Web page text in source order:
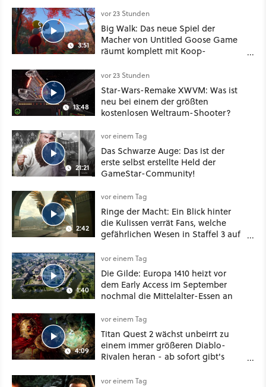
3:51
vor 23 Stunden
Big Walk: Das neue Spiel der
Macher von Untitled Goose Game
räumt komplett mit Koop-
13:48
vor 23 Stunden
Star-Wars-Remake XWVM: Was ist
neu bei einem der größten
kostenlosen Weltraum-Shooter?
21:21
vor einem Tag
Das Schwarze Auge: Das ist der
erste selbst erstellte Held der
GameStar-Community!
2:42
vor einem Tag
Ringe der Macht: Ein Blick hinter
die Kulissen verrät Fans, welche
gefährlichen Wesen in Staffel 3 auf
1:40
vor einem Tag
Die Gilde: Europa 1410 heizt vor
dem Early Access im September
nochmal die Mittelalter-Essen an
4:09
vor einem Tag
Titan Quest 2 wächst unbeirrt zu
einem immer größeren Diablo-
Rivalen heran - ab sofort gibt's
Klasse
vor einem Tag